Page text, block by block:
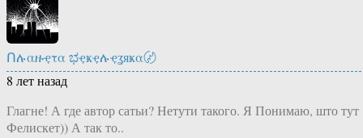
Ոሉαዙҿτα ಭҿҝҿሉҿʓяҝα〄
8 лет назад
Глагне! А где автор сатьи? Нетути такого. Я Понимаю, што тут
Фелискет)) А так то..